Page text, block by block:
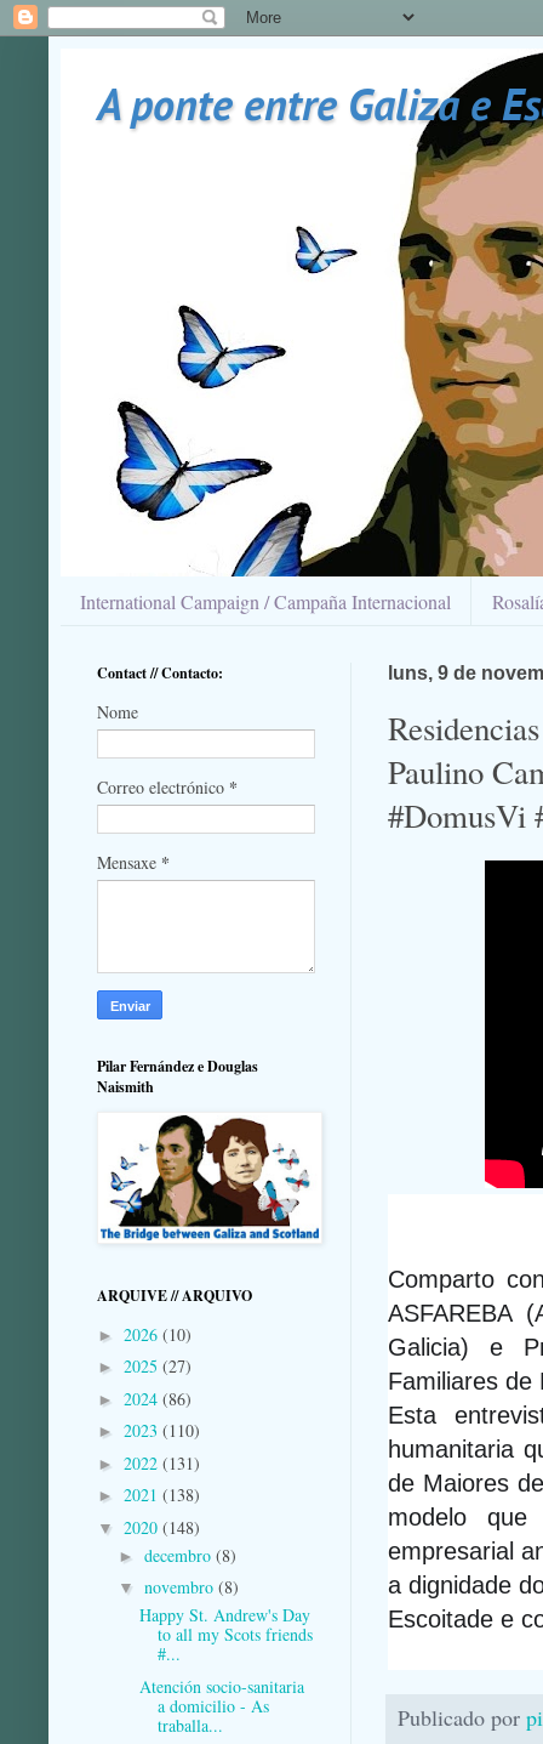
A ponte entre Galiza e
International Campaign / Campaña Internacional
luns, 9 de
Paulino
#DomusVi
Comparto
ASFAREBA
Galicia) e
Familiares
Esta
humanitaria
de Maiores
modelo
empresarial
a dignidade
Escoitade e
Publicado por
Contact // Contacto:
Nome
Correo electrónico *
Mensaxe *
Pilar Fernández e Douglas
Naismith
ARQUIVE // ARQUIVO
► 2026 (10)
► 2025 (27)
► 2024 (86)
► 2023 (110)
► 2022 (131)
► 2021 (138)
▼ 2020 (148)
► decembro (8)
▼ novembro (8)
Happy St. Andrew's Day
to all my Scots friends
#...
Atención socio-sanitaria
a domicilio - As
traballa...